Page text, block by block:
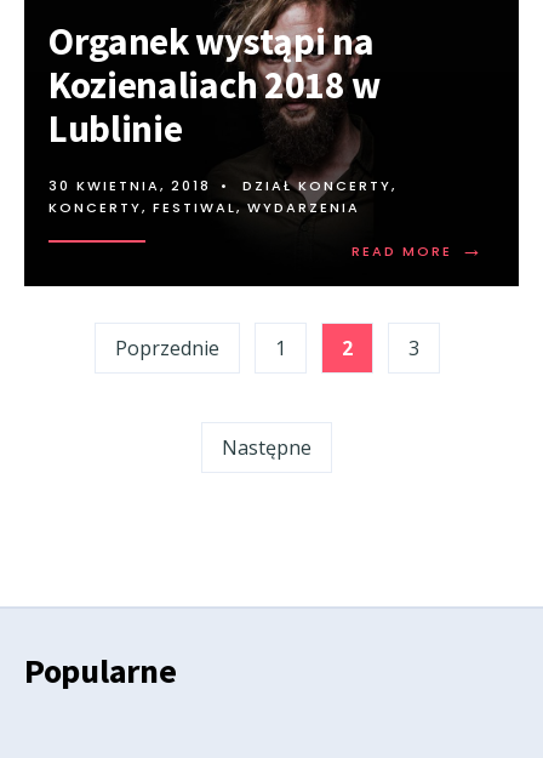
Organek wystąpi na
Kozienaliach 2018 w
Lublinie
30 KWIETNIA, 2018 • DZIAŁ KONCERTY,
KONCERTY, FESTIWAL, WYDARZENIA
READ MORE →
Stronicowanie
wpisów
Poprzednie 1 2 3
Następne
Popularne